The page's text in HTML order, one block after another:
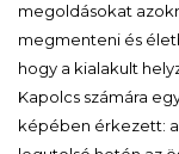
megoldásokat
megmenteni és
hogy a kialakult
Kapolcs számára
képében érkezett: a